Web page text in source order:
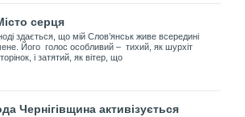
серця
здається, що мій Слов’янськ живе всередині
Його голос особливий – тихий, як шурхіт
і затятий, як вітер, що
Чернігівщина активізується